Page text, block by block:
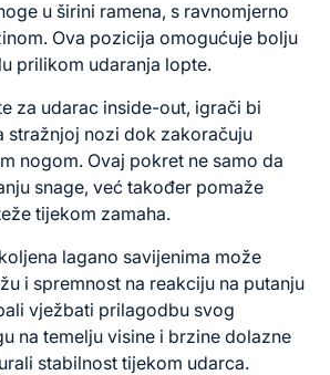
u širini ramena, s ravnomjerno
Ova pozicija omogućuje bolju
prilikom udaranja lopte.
za udarac inside-out, igrači bi
stražnjoj nozi dok zakoračuju
nogom. Ovaj pokret ne samo da
snage, već također pomaže
tijekom zamaha.
lagano savijenima može
i spremnost na reakciju na putanju
vježbati prilagodbu svog
na temelju visine i brzine dolazne
stabilnost tijekom udarca.